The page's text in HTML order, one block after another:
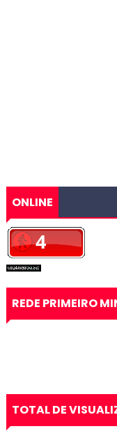
ONLINE
REDE PRIMEIRO
TOTAL DE